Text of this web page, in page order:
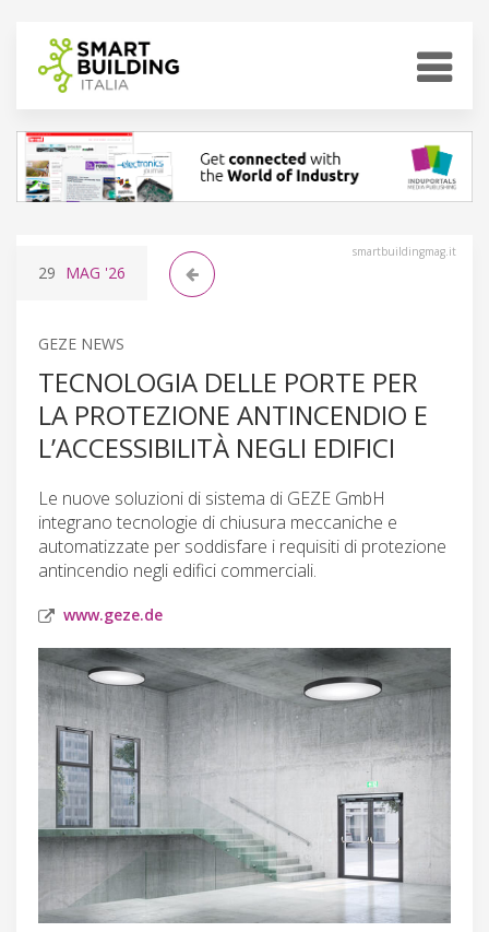
smartbuildingmag.it
29 MAG '26
GEZE NEWS
TECNOLOGIA DELLE PORTE PER
LA PROTEZIONE ANTINCENDIO E
L’ACCESSIBILITÀ NEGLI EDIFICI
Le nuove soluzioni di sistema di GEZE GmbH
integrano tecnologie di chiusura meccaniche e
automatizzate per soddisfare i requisiti di protezione
antincendio negli edifici commerciali.
www.geze.de